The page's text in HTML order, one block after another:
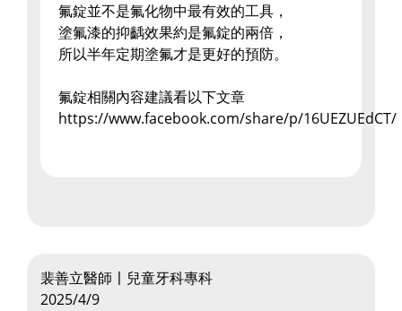
氟錠並不是氟化物中最有效的工具，
塗氟漆的抑齲效果約是氟錠的兩倍，
所以半年定期塗氟才是更好的預防。
氟錠相關內容建議看以下文章
https://www.facebook.com/share/p/16UEZUEdCT/
裴善立醫師〡兒童牙科專科
2025/4/9